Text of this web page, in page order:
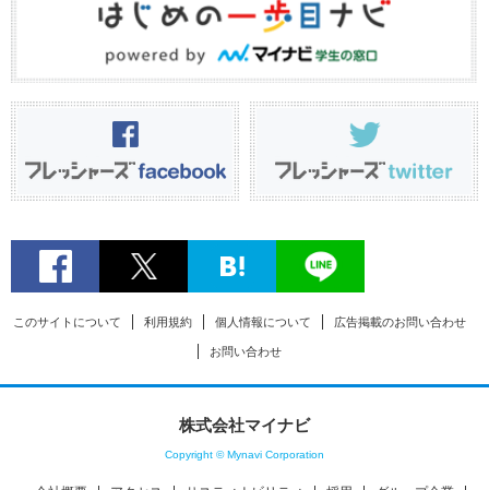
このサイトについて 利用規約 個人情報について 広告掲載のお問い合わせ
お問い合わせ
株式会社マイナビ
Copyright © Mynavi Corporation